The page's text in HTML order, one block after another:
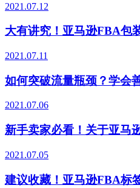
2021.07.12
大有讲究！亚马逊FBA包
2021.07.11
如何突破流量瓶颈？学会
2021.07.06
新手卖家必看！关于亚马
2021.07.05
建议收藏！亚马逊FBA标